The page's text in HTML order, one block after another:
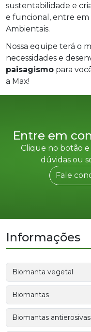
sustentabilidade e
e funcional, entre em
Ambientais.
Nossa equipe terá o
necessidades e
paisagismo para
a Max!
Entre em
Clique no botão
dúvidas ou
Fale
Informações
Biomanta vegetal
Biomantas
Biomantas antierosivas